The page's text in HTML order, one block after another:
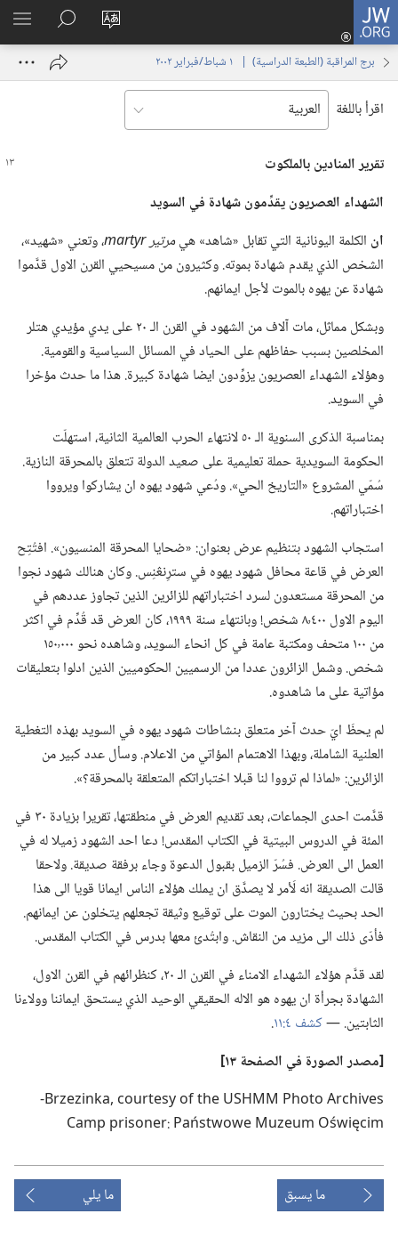
JW.ORG
تغيير
الموقع
تسجيل
الدخول
نافذة
البحث
في
JW.‎ORG
برج المراقبة (‏الطبعة الدراسية)‏ | ‏‎ ١‏ ‏‎شباط/فبراير‏ ‎٢٠٠٢
اقرأ باللغة
تقرير المنادين بالملكوت
الشهداء العصريون يقدِّمون شهادة في السويد
ان الكلمة اليونانية التي تقابل «شاهد» هيمرتيرr
y
t
r
a
m‏،‏ وتعني «شهيد»،‏
الشخص الذي يقدم شهادة بموته.‏ وكثيرون من مسيحيي القرن الاول قدَّموا
شهادة عن يهوه بالموت لأجل ايمانهم.‏
وبشكل مماثل،‏ مات آلاف من الشهود في القرن الـ‍ ٢٠ على يدي مؤيدي هتلر
المخلصين بسبب حفاظهم على الحياد في المسائل السياسية والقومية.‏
وهؤلاء الشهداء العصريون يزوِّدون ايضا شهادة كبيرة.‏ هذا ما حدث مؤخرا
في السويد.‏
بمناسبة الذكرى السنوية الـ‍ ٥٠ لانتهاء الحرب العالمية الثانية،‏ استهلّت
الحكومة السويدية حملة تعليمية على صعيد الدولة تتعلق بالمحرقة النازية.‏
سُمّي المشروع «التاريخ الحي».‏ ودُعي شهود يهوه ان يشاركوا ويرووا
اختباراتهم.‏
استجاب الشهود بتنظيم عرض بعنوان:‏ «ضحايا المحرقة المنسيون».‏ افتُتِح
العرض في قاعة محافل شهود يهوه في سترِنڠنِس.‏ وكان هنالك شهود نجوا
من المحرقة مستعدون لسرد اختباراتهم للزائرين الذين تجاوز عددهم في
اليوم الاول ٨٬٤٠٠ شخص!‏ وبانتهاء سنة ١٩٩٩،‏ كان العرض قد قُدِّم في اكثر
من ١٠٠ متحف ومكتبة عامة في كل انحاء السويد،‏ وشاهده نحو ١٥٠٬٠٠٠
شخص.‏ وشمل الزائرون عددا من الرسميين الحكوميين الذين ادلوا بتعليقات
مؤاتية على ما شاهدوه.‏
لم يحظَ ايّ حدث آخر متعلق بنشاطات شهود يهوه في السويد بهذه التغطية
العلنية الشاملة،‏ وبهذا الاهتمام المؤاتي من الاعلام.‏ وسأل عدد كبير من
الزائرين:‏ «لماذا لم ترووا لنا قبلا اختباراتكم المتعلقة بالمحرقة؟‏».‏
قدَّمت احدى الجماعات،‏ بعد تقديم العرض في منطقتها،‏ تقريرا بزيادة ٣٠ في
المئة في الدروس البيتية في الكتاب المقدس!‏ دعا احد الشهود زميلا له في
العمل الى العرض.‏ فسُرّ الزميل بقبول الدعوة وجاء برفقة صديقة.‏ ولاحقا
قالت الصديقة انه لَأمر لا يصدَّق ان يملك هؤلاء الناس ايمانا قويا الى هذا
الحد بحيث يختارون الموت على توقيع وثيقة تجعلهم يتخلون عن ايمانهم.‏
فأدّى ذلك الى مزيد من النقاش.‏ وابتُدئ معها بدرس في الكتاب المقدس.‏
لقد قدَّم هؤلاء الشهداء الامناء في القرن الـ‍ ٢٠،‏ كنظرائهم في القرن الاول،‏
الشهادة بجرأة ان يهوه هو الاله الحقيقي الوحيد الذي يستحق ايماننا وولاءنا
الثابتين.‏ —‏كشف ٤:‏١١
‏.‏
‏[مصدر الصورة في الصفحة ١٣]‏
‏s‏e‏v‏i‏h‏c‏r‏A‏ ‏o‏t‏o‏h‏P‏ ‏M‏M‏H‏S‏U‏ ‏e‏h‏t‏ ‏f‏o‏ ‏y‏s‏e‏t‏r‏u‏o‏c‏ ‎,‏a‏k‏n‏i‏z‏e‏z‏r‏B‏-‏
m‏i‏c‏ę‏i‏w‏ś‏O‏ ‏m‏u‏e‏z‏u‏M‏ ‏e‏w‏o‏w‏t‏s‏ń‏a‏P‏ :‏r‏e‏n‏o‏s‏i‏r‏p‏ ‏p‏m‏a‏C‏
ما يسبق ما يلي